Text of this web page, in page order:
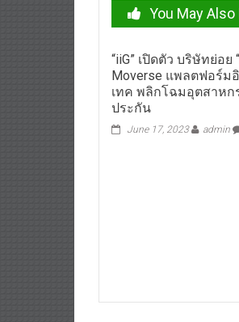
You May Also
“iiG” เปิดตัว บริษัทย่อย
Moverse แพลตฟอร์ม
เทค พลิกโฉมอุตสาหก
ประกัน
June 17, 2023 admin